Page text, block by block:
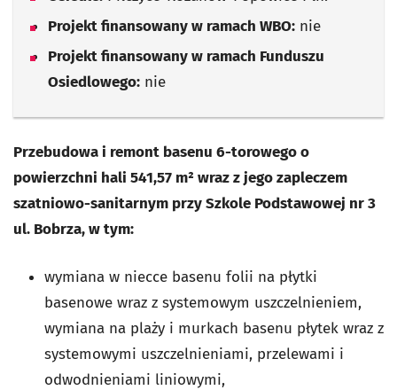
Projekt finansowany w ramach WBO: nie
Projekt finansowany w ramach Funduszu
Osiedlowego: nie
Przebudowa i remont basenu 6-torowego o
powierzchni hali 541,57 m² wraz z jego zapleczem
szatniowo-sanitarnym przy Szkole Podstawowej nr 3
ul. Bobrza, w tym:
wymiana w niecce basenu folii na płytki
basenowe wraz z systemowym uszczelnieniem,
wymiana na plaży i murkach basenu płytek wraz z
systemowymi uszczelnieniami, przelewami i
odwodnieniami liniowymi,